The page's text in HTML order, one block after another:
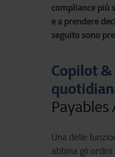
compliance più
e a prendere
seguito sono
Copilot
Payables
Una delle
abbina gli